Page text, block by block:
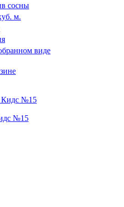
сосны
м.
виде
№15